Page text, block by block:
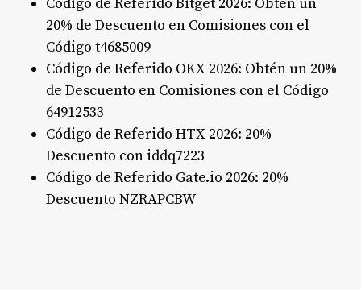
Código de Referido Bitget 2026: Obtén un
20% de Descuento en Comisiones con el
Código t4685009
Código de Referido OKX 2026: Obtén un 20%
de Descuento en Comisiones con el Código
64912533
Código de Referido HTX 2026: 20%
Descuento con iddq7223
Código de Referido Gate.io 2026: 20%
Descuento NZRAPCBW